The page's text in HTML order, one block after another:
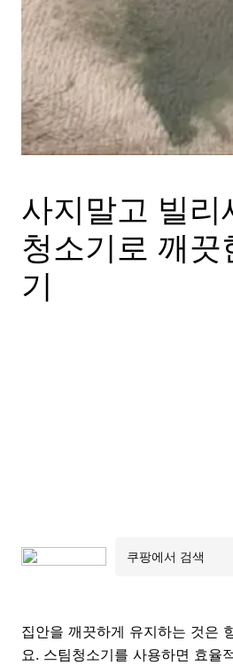
사지말고 빌리
청소기로 깨끗
기
집안을 깨끗하게 유지하는 것은
요. 스팀청소기를 사용하면 효율